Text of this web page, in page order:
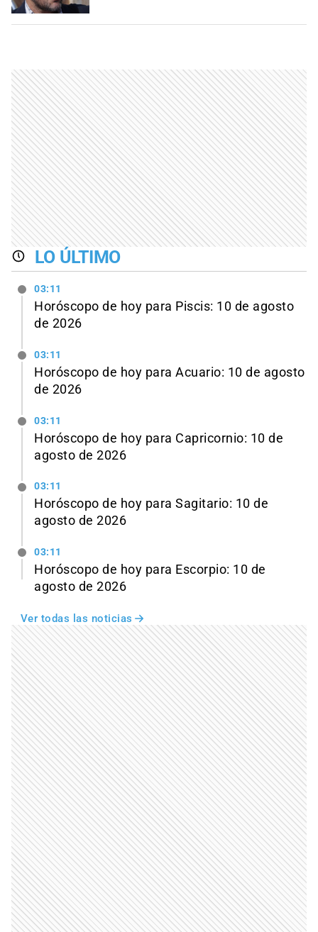
LO ÚLTIMO
03:11
Horóscopo de hoy para Piscis: 10 de agosto
de 2026
03:11
Horóscopo de hoy para Acuario: 10 de agosto
de 2026
03:11
Horóscopo de hoy para Capricornio: 10 de
agosto de 2026
03:11
Horóscopo de hoy para Sagitario: 10 de
agosto de 2026
03:11
Horóscopo de hoy para Escorpio: 10 de
agosto de 2026
Ver todas las noticias